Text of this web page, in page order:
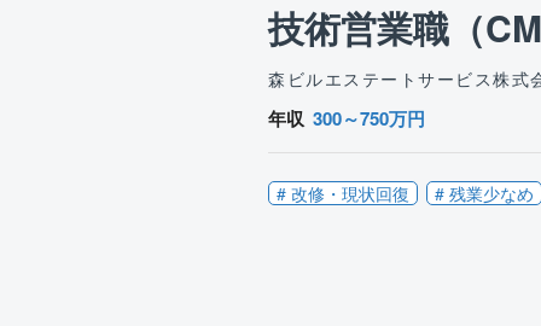
技術営業職（
森ビルエステートサービス株式
年収 300～750万円
# 改修・現状回復 # 残業少なめ